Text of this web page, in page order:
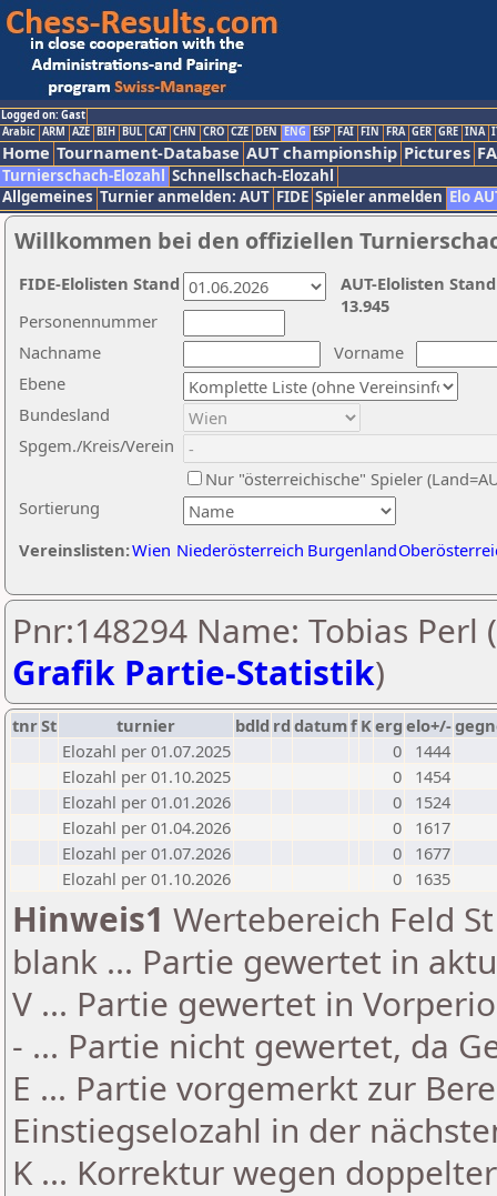
Logged on: Gast
Arabic ARM AZE BIH BUL CAT CHN CRO CZE DEN ENG ESP FAI FIN FRA GER GRE INA
Home Tournament-Database AUT championship Pictures
Turnierschach-Elozahl Schnellschach-Elozahl
Allgemeines Turnier anmelden: AUT FIDE Spieler anmelden Elo
Willkommen bei den offiziellen
Nachname
Vorname
Ebene
Sortierung
Personennummer
Bundesland
Spgem./Kreis/Verein
Nur "österreichische" Spieler
Vereinslisten:Wien Niederösterreich Burgenland
AUT-Elolisten
13.945
FIDE-Elolisten Stand
Pnr:148294 Name: Tobias Perl (
Grafik Partie-Statistik)
tnrSt turnier bdld rd datumf Kerg elo+/-
Elozahl per 01.07.2025
0
1444
Elozahl per 01.10.2025
0
1454
Elozahl per 01.01.2026
0
1524
Elozahl per 01.04.2026
0
1617
Elozahl per 01.07.2026
0
1677
Elozahl per 01.10.2026
0 1635
Hinweis1 Wertebereich Feld
blank ... Partie gewertet in
V ... Partie gewertet in
- ... Partie nicht gewertet, da
E ... Partie vorgemerkt zur
Einstiegselozahl in der
K ... Korrektur wegen